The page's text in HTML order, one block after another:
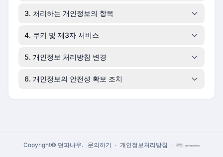
3. 처리하는 개인정보의 항목
4. 쿠키 및 제3자 서비스
5. 개인정보 처리방침 변경
6. 개인정보의 안전성 확보 조치
Copyright© 던파나우. 문의하기 · 개인정보처리방침 ·